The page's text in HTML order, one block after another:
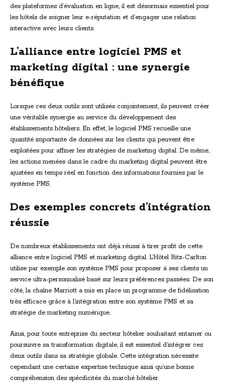
des plateformes d’évaluation en ligne, il est désormais essentiel pour
les hôtels de soigner leur e-réputation et d’engager une relation
interactive avec leurs clients.
L’alliance entre logiciel PMS et
marketing digital : une synergie
bénéfique
Lorsque ces deux outils sont utilisés conjointement, ils peuvent créer
une véritable synergie au service du développement des
établissements hôteliers. En effet, le logiciel PMS recueille une
quantité importante de données sur les clients qui peuvent être
exploitées pour affiner les stratégies de marketing digital. De même,
les actions menées dans le cadre du marketing digital peuvent être
ajustées en temps réel en fonction des informations fournies par le
système PMS.
Des exemples concrets d’intégration
réussie
De nombreux établissements ont déjà réussi à tirer profit de cette
alliance entre logiciel PMS et marketing digital. L’Hôtel Ritz-Carlton
utilise par exemple son système PMS pour proposer à ses clients un
service ultra-personnalisé basé sur leurs préférences passées. De son
côté, la chaîne Marriott a mis en place un programme de fidélisation
très efficace grâce à l’intégration entre son système PMS et sa
stratégie de marketing numérique.
Ainsi, pour toute entreprise du secteur hôtelier souhaitant entamer ou
poursuivre sa transformation digitale, il est essentiel d’intégrer ces
deux outils dans sa stratégie globale. Cette intégration nécessite
cependant une certaine expertise technique ainsi qu’une bonne
compréhension des spécificités du marché hôtelier.